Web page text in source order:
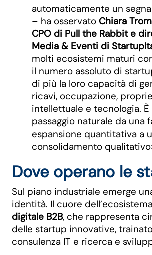
automaticamente un
– ha osservato Chiara
CPO di Pull the Rabbit e
Media & Eventi di
molti ecosistemi maturi
il numero assoluto di
di più la loro capacità di
ricavi, occupazione,
intellettuale e tecnologia. È
passaggio naturale da una
espansione quantitativa a
consolidamento
Dove operano le
Sul piano industriale emerge
identità. Il cuore
digitale B2B, che rappresenta
delle startup innovative,
consulenza IT e ricerca e